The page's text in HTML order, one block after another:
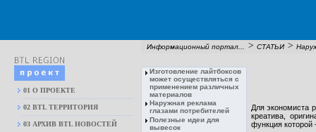
Информационный портал... > СТАТЬИ >
01 О ПРОЕКТЕ
02 BTL ТЕРРИТОРИЯ
03 АРХИВ BTL НОВОСТЕЙ
Изготовление лайтбоксов
может осуществляться с
применением различных
материалов
Наружная реклама
глазами потребителей
Полезные идеи для
вывесок
Для экономиста
креатива,
функция которой